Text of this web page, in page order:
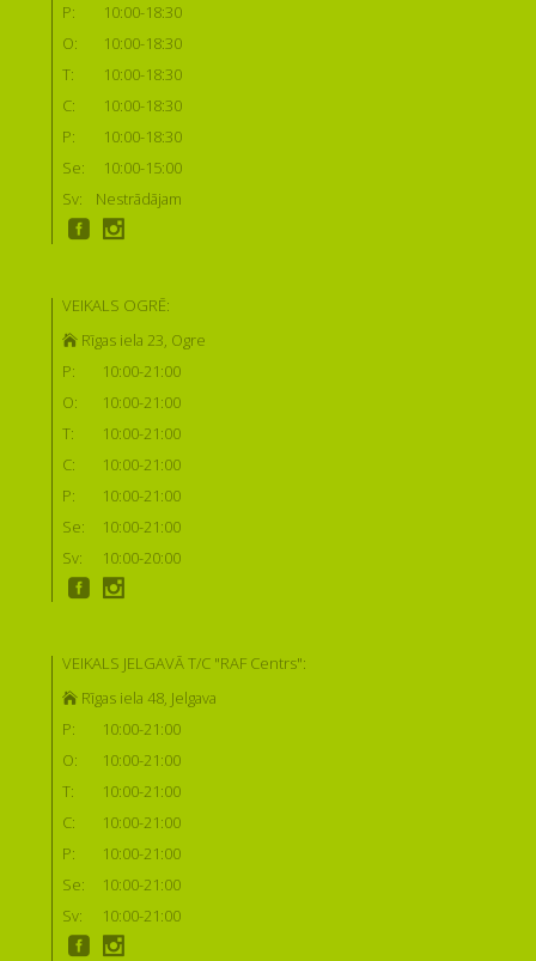
P:
10:00-18:30
O:
10:00-18:30
T:
10:00-18:30
C:
10:00-18:30
P:
10:00-18:30
Se:
10:00-15:00
Sv:
Nestrādājam
VEIKALS OGRĒ:
Rīgas iela 23, Ogre
P:
10:00-21:00
O:
10:00-21:00
T:
10:00-21:00
C:
10:00-21:00
P:
10:00-21:00
Se:
10:00-21:00
Sv:
10:00-20:00
VEIKALS JELGAVĀ T/C "RAF Centrs":
Rīgas iela 48, Jelgava
P:
10:00-21:00
O:
10:00-21:00
T:
10:00-21:00
C:
10:00-21:00
P:
10:00-21:00
Se:
10:00-21:00
Sv:
10:00-21:00